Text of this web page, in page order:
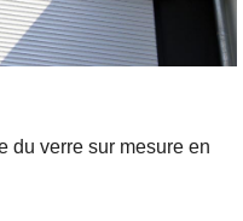
du verre sur mesure en